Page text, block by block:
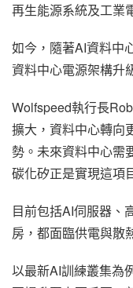
再生能源系統及工業
如今，隨著AI資料中
資料中心電源架構升
Wolfspeed執行長
擴大，資料中心轉向
勢。未來資料中心需
碳化矽正是實現這項
目前包括AI伺服器、
房，都面臨供電與散
以最新AI訓練叢集為